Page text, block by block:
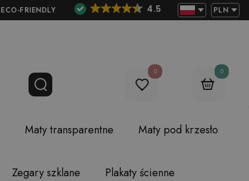
ECO-FRIENDLY 4.5 PLN
0 0
Maty transparentne Maty pod krzesło
Zegary szklane Plakaty ścienne